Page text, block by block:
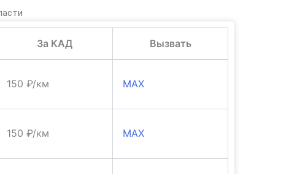
За КАД Вызвать
150 ₽/км MAX
150 ₽/км MAX